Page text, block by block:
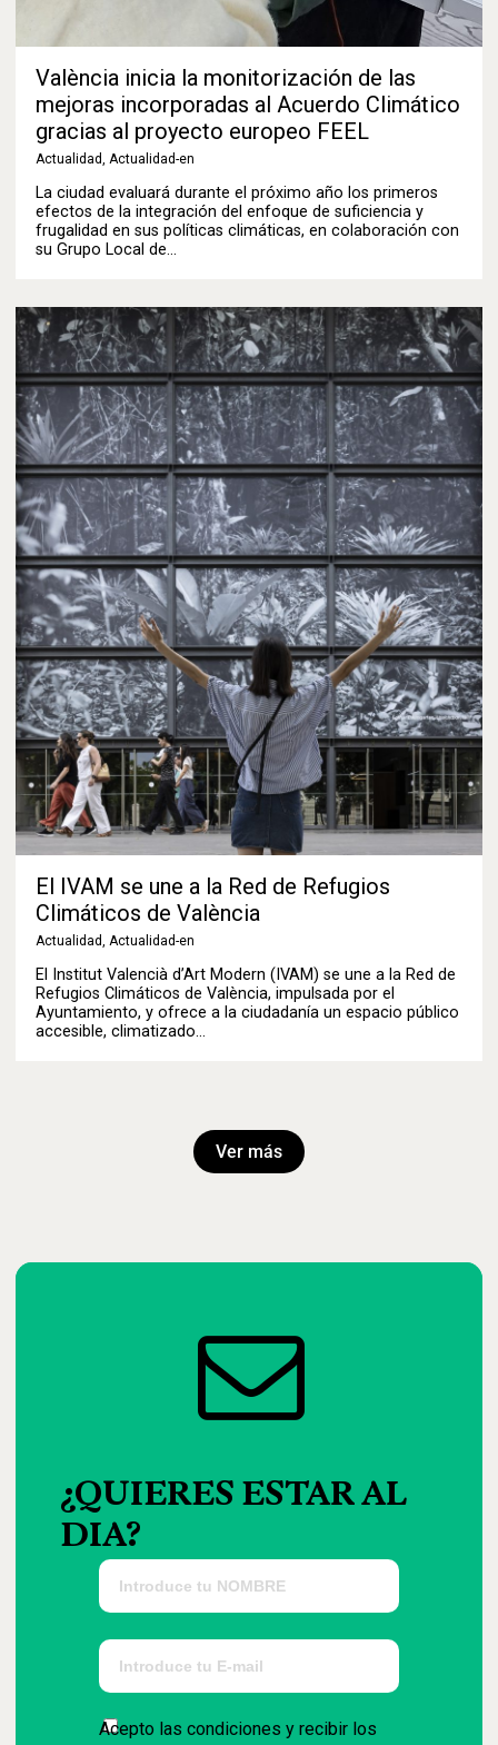
València inicia la monitorización de las
mejoras incorporadas al Acuerdo Climático
gracias al proyecto europeo FEEL
Actualidad, Actualidad-en
La ciudad evaluará durante el próximo año los primeros
efectos de la integración del enfoque de suficiencia y
frugalidad en sus políticas climáticas, en colaboración con
su Grupo Local de…
El IVAM se une a la Red de Refugios
Climáticos de València
Actualidad, Actualidad-en
El Institut Valencià d’Art Modern (IVAM) se une a la Red de
Refugios Climáticos de València, impulsada por el
Ayuntamiento, y ofrece a la ciudadanía un espacio público
accesible, climatizado…
Ver más
¿QUIERES ESTARAL
DIA?
Acepto las condiciones y recibir los